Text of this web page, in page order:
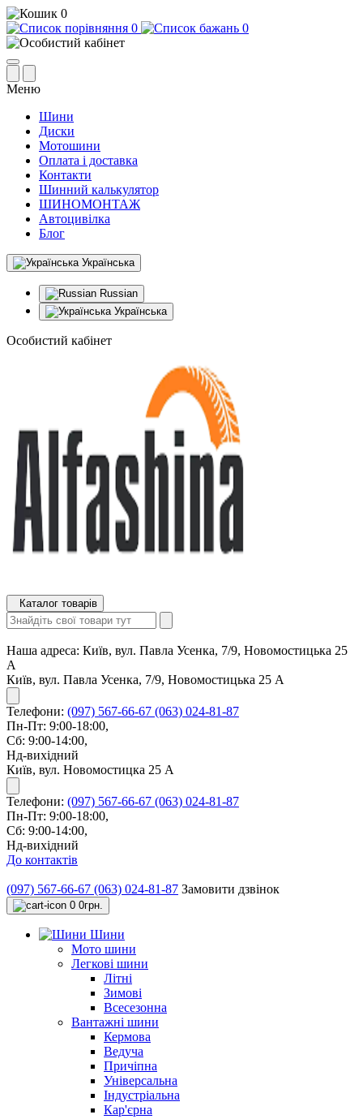
0
0
0
Меню
Шини
Диски
Мотошини
Оплата і доставка
Контакти
Шинний калькулятор
ШИНОМОНТАЖ
Автоцивілка
Блог
Українська
Russian
Українська
Особистий кабінет
Каталог товарів
Наша адреса: Київ, вул. Павла Усенка, 7/9, Новомостицька 25
А
Київ, вул. Павла Усенка, 7/9, Новомостицька 25 А
Телефони: (097) 567-66-67 (063) 024-81-87
Пн-Пт: 9:00-18:00,
Сб: 9:00-14:00,
Нд-вихідний
Київ, вул. Новомостицка 25 А
Телефони: (097) 567-66-67 (063) 024-81-87
Пн-Пт: 9:00-18:00,
Сб: 9:00-14:00,
Нд-вихідний
До контактів
(097) 567-66-67 (063) 024-81-87 Замовити дзвінок
0 0грн.
Шини
Мото шини
Легкові шини
Літні
Зимові
Всесезонна
Вантажні шини
Кермова
Ведуча
Причіпна
Універсальна
Індустріальна
Кар'єрна